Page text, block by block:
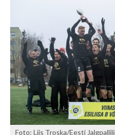
Foto: Liis Troska/Eesti